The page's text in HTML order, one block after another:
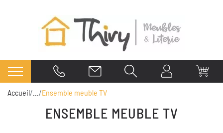
Accueil Ensemble meuble TV
ENSEMBLE MEUBLE TV